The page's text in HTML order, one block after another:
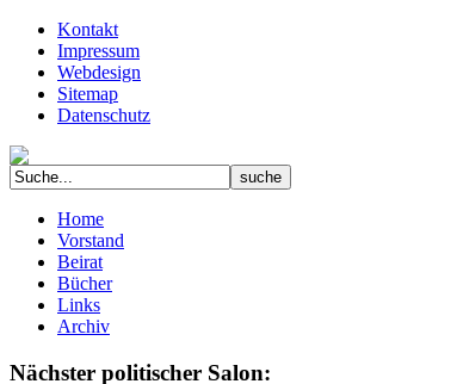
Kontakt
Impressum
Webdesign
Sitemap
Datenschutz
Home
Vorstand
Beirat
Bücher
Links
Archiv
Nächster politischer Salon: